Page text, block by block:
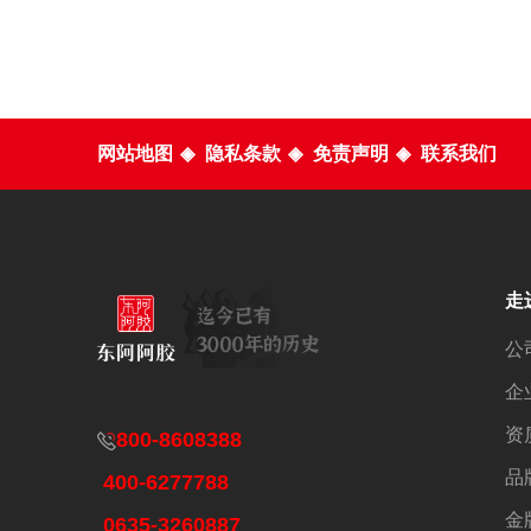
网站地图 ◈ 隐私条款 ◈ 免责声明 ◈ 联系我们
800-8608388
400-6277788
0635-3260887
走
公
企
资
品
金